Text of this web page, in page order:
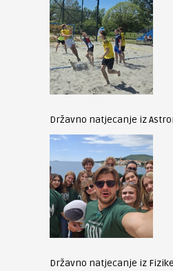
Državno natjecanje iz
Državno natjecanje iz